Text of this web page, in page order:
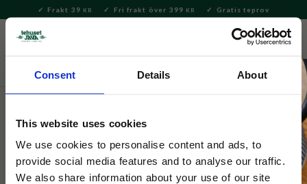
Consent Details About
This website uses cookies
We use cookies to personalise content and ads, to
provide social media features and to analyse our traffic.
We also share information about your use of our site
Meny
Frakt 39 KR Fri frakt över 399 KR Gratis teprov
Presenter och set
Tehuset Java
Tevykort Kram